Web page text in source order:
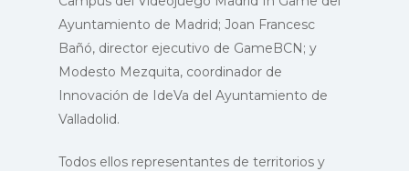
Ayuntamiento de Madrid; Joan Francesc
Bañó, director ejecutivo de GameBCN; y
Modesto Mezquita, coordinador de
Innovación de IdeVa del Ayuntamiento de
Valladolid.
Todos ellos representantes de territorios y